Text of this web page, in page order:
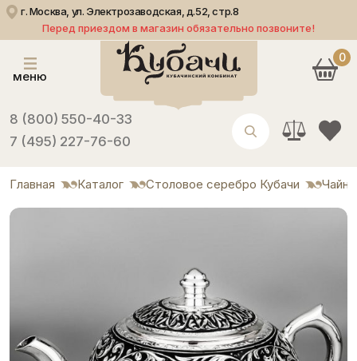
г. Москва, ул. Электрозаводская, д.52, стр.8
Перед приездом в магазин обязательно позвоните!
меню
8 (800) 550-40-33
7 (495) 227-76-60
0
Главная Каталог Столовое серебро Кубачи